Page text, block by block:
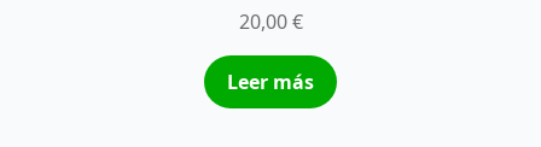
20,00€
Leer más